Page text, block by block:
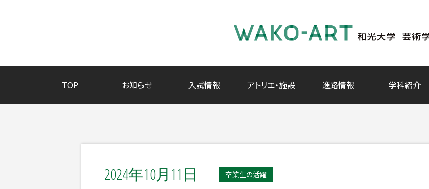
TOP お知らせ 入試情報 アトリエ・施設 進路情報 学科紹介
2024年10月11日 卒業生の活躍